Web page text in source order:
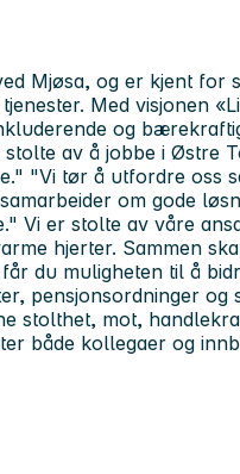
Mjøsa, og er kjent for
Med visjonen
og
av å jobbe i Østre
"Vi tør å utfordre oss
om gode
Vi er stolte av våre
hjerter. Sammen
du muligheten til å
pensjonsordninger og
stolthet, mot,
både kollegaer og